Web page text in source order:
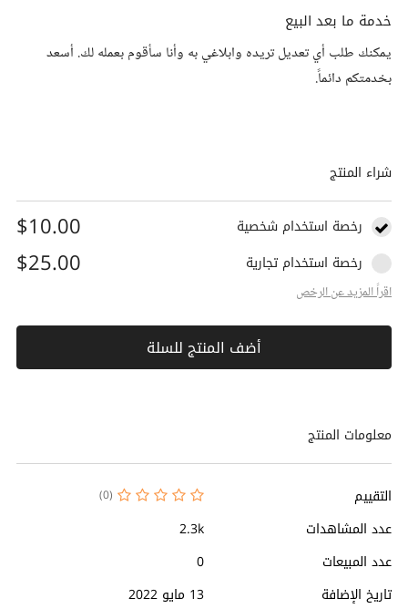
خدمة ما بعد البيع
يمكنك طلب أي تعديل تريده وابلاغي به وأنا سأقوم بعمله لك. أسعد
بخدمتكم دائماً.
شراء المنتج
رخصة استخدام شخصية $10.00
رخصة استخدام تجارية $25.00
اقراً المزيد عن الرخص
أضف المنتج للسلة
معلومات المنتج
التقييم (0)
عدد المشاهدات
2.3k
عدد المبيعات
0
تاريخ الإضافة
13 مايو 2022